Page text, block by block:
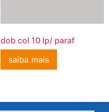
dob col 10 lp/ paraf
saiba mais